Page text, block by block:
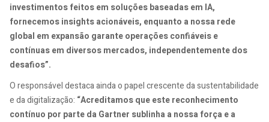
investimentos feitos em soluções baseadas em IA,
fornecemos insights acionáveis, enquanto a nossa rede
global em expansão garante operações confiáveis e
contínuas em diversos mercados, independentemente dos
desafios”.
O responsável destaca ainda o papel crescente da sustentabilidade
e da digitalização: “Acreditamos que este reconhecimento
contínuo por parte da Gartner sublinha a nossa força e a